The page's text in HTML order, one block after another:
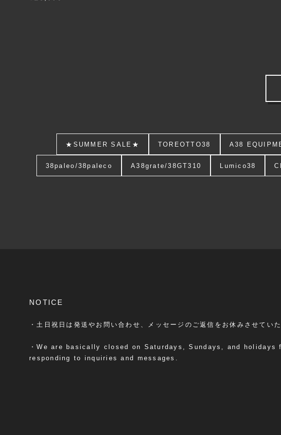
★SUMMER SALE★ TOREOTTO38 A38
38paleo/38paleco A38grate/38GT310 Lumico38
NOTICE
・土日祝日は発送やお問い合わせ、メッセージのご返信をお休みさせてい
・We are basically closed on Saturdays, Sundays, and holidays
responding to inquiries and messages.